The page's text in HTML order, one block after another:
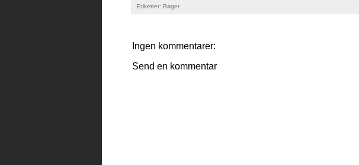
Etiketter: Bøger
Ingen kommentarer:
Send en kommentar